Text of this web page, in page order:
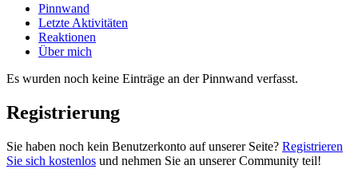
Pinnwand
Letzte Aktivitäten
Reaktionen
Über mich
Es wurden noch keine Einträge an der Pinnwand verfasst.
Registrierung
Sie haben noch kein Benutzerkonto auf unserer Seite? Registrieren
Sie sich kostenlos und nehmen Sie an unserer Community teil!